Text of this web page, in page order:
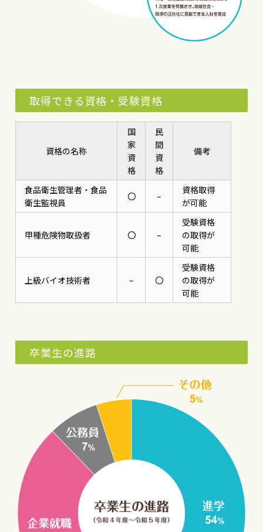
取得できる資格・受験資格
資格の名称
国
家
資
格
民
間
資
格
備考
食品衛生管理者・食品
衛生監視員
〇 –
資格取得
が可能
甲種危険物取扱者 〇 –
受験資格
の取得が
可能
上級バイオ技術者 – 〇
受験資格
の取得が
可能
卒業生の進路